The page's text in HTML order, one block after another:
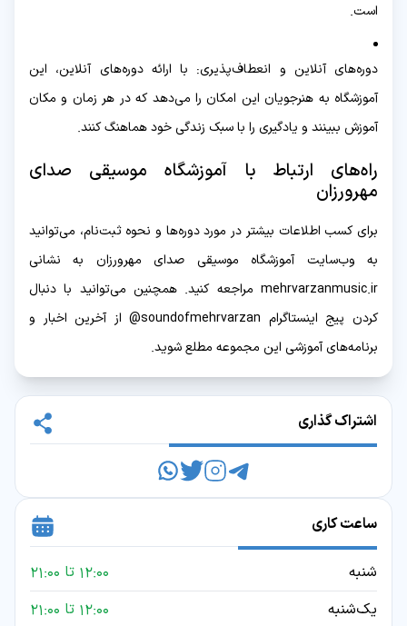
است.
دوره‌های آنلاین و انعطاف‌پذیری: با ارائه دوره‌های آنلاین، این
آموزشگاه به هنرجویان این امکان را می‌دهد که در هر زمان و مکان
آموزش ببینند و یادگیری را با سبک زندگی خود هماهنگ کنند.
راه‌های ارتباط با آموزشگاه موسیقی صدای
مهرورزان
برای کسب اطلاعات بیشتر در مورد دوره‌ها و نحوه ثبت‌نام، می‌توانید
به وب‌سایت آموزشگاه موسیقی صدای مهرورزان به نشانی
mehrvarzanmusic.ir مراجعه کنید. همچنین می‌توانید با دنبال
کردن پیج اینستاگرام soundofmehrvarzan@ از آخرین اخبار و
برنامه‌های آموزشی این مجموعه مطلع شوید.
اشتراک گذاری
ساعت کاری
شنبه
12:00 تا 21:00
یک‌شنبه
12:00 تا 21:00